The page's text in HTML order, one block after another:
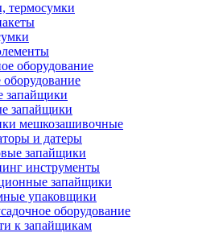
термосумки
запайщики
запайщики
мешкозашивочные
и датеры
запайщики
инструменты
запайщики
упаковщики
оборудование
к запайщикам